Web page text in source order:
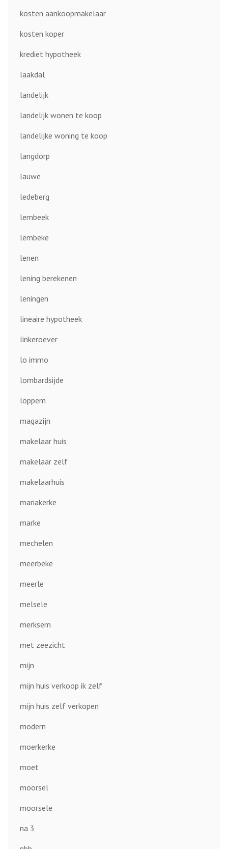
kosten aankoopmakelaar
kosten koper
krediet hypotheek
laakdal
landelijk
landelijk wonen te koop
landelijke woning te koop
langdorp
lauwe
ledeberg
lembeek
lembeke
lenen
lening berekenen
leningen
lineaire hypotheek
linkeroever
lo immo
lombardsijde
loppem
magazijn
makelaar huis
makelaar zelf
makelaarhuis
mariakerke
marke
mechelen
meerbeke
meerle
melsele
merksem
met zeezicht
mijn
mijn huis verkoop ik zelf
mijn huis zelf verkopen
modern
moerkerke
moet
moorsel
moorsele
na 3